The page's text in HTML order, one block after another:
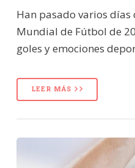
Han pasado varios días
Mundial de Fútbol de
goles y emociones
LEER MÁS